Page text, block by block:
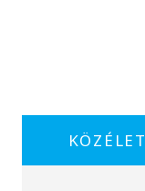
KÖZÉLET